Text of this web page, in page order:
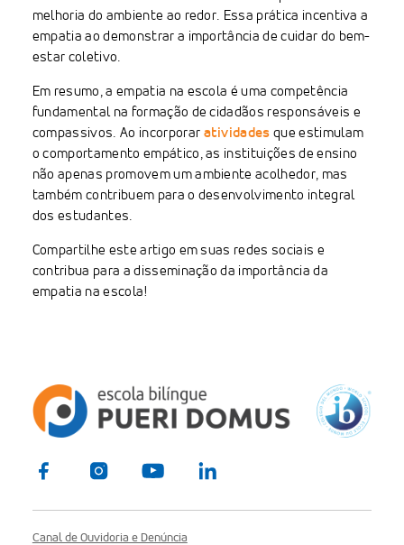
melhoria do ambiente ao redor. Essa prática incentiva a
empatia ao demonstrar a importância de cuidar do bem-
estar coletivo.
Em resumo, a empatia na escola é uma competência
fundamental na formação de cidadãos responsáveis e
compassivos. Ao incorporar atividades que estimulam
o comportamento empático, as instituições de ensino
não apenas promovem um ambiente acolhedor, mas
também contribuem para o desenvolvimento integral
dos estudantes.
Compartilhe este artigo em suas redes sociais e
contribua para a disseminação da importância da
empatia na escola!
Canal de Ouvidoria e Denúncia